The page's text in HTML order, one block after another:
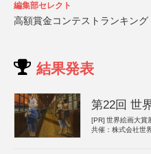
編集部セレクト
高額賞金コンテストランキング
結果発表
第22回 世
[PR] 世界絵画大賞
共催：株式会社世